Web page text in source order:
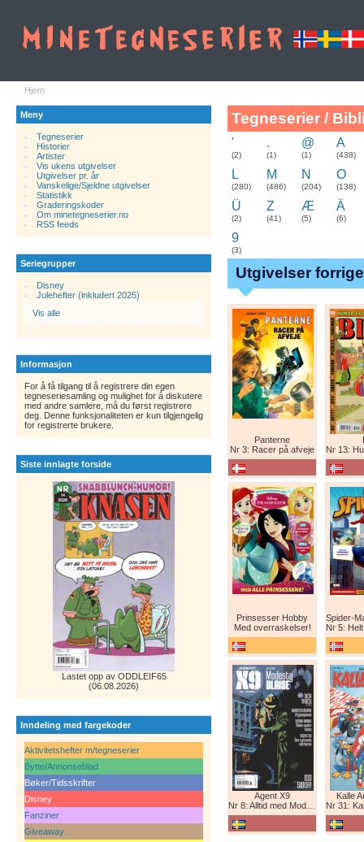
Hjem
Meny
Tegneserier
Historier.
Artister
Vis ukens utgivelser
Utgivelser pr. år
Vanskelige/Sjeldne utgivelser
Statistikk
Graderingskoder
Om minetegneserier.no
RSS feeds
Seriegrupper
Disney
Julehefter (inkludert 2025)
Vis alle
Informasjon
For å få tilgang til å registrere din egen
tegneseriesamling og mulighet for å diskutere
med andre samlere, må du først registrere
deg. Denne funksjonaliteten er kun tilgjengelig
for registrerte brukere.
Siste innlagte forside
Lastet opp av ODDLEIF65
(06.08.2026)
Inndeling med fargekoder
Aktivitetshefter m/tegneserier
Bytte/Annonseblad
Bøker/Tidsskrifter
Disney
Fanziner
Giveaway
Tegneserier /
'
(2)
.
(1)
@
(1)
A
(438)
L
(280)
M
(486)
N
(204)
O
(138)
Ü
(2)
Z
(41)
Æ
(5)
Ä
(6)
9
(3)
Utgivelser
Panterne
Nr 3: Racer på afveje
Nr 13: Humor
Prinsesser Hobby
Med overraskelser!
Nr 5: Helt ny
Agent X9
Nr 8: Alltid med Modesty Blaise
Kalle
Nr 31: